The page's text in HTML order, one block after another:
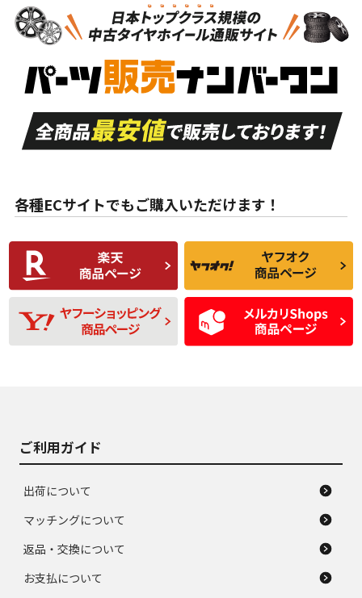
S
品）
S
新車外し品（新古
付き
A
走行距離も少なく、
目立つ傷もほとんど
ない中古品
A
走行距離も少なく、
非常に状態の良い中
古品
な中古品
んどない中古品
C
比較的きれいな中古
品
C
られるが、使用に問
題のない中古品
D
使用感や目立つ傷が
あり、一般的な中古
品
D
残り溝も少なく、偏
磨耗がみられ、短期
間使用できるくらい
の中古品
各種ECサイトでもご購入いただけます！
ご利用ガイド
出荷について
マッチングについて
返品・交換について
お支払について